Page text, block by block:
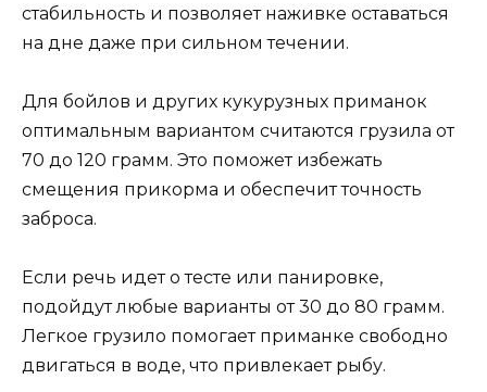
стабильность и позволяет наживке оставаться
на дне даже при сильном течении.
Для бойлов и других кукурузных приманок
оптимальным вариантом считаются грузила от
70 до 120 грамм. Это поможет избежать
смещения прикорма и обеспечит точность
заброса.
Если речь идет о тесте или панировке,
подойдут любые варианты от 30 до 80 грамм.
Легкое грузило помогает приманке свободно
двигаться в воде, что привлекает рыбу.